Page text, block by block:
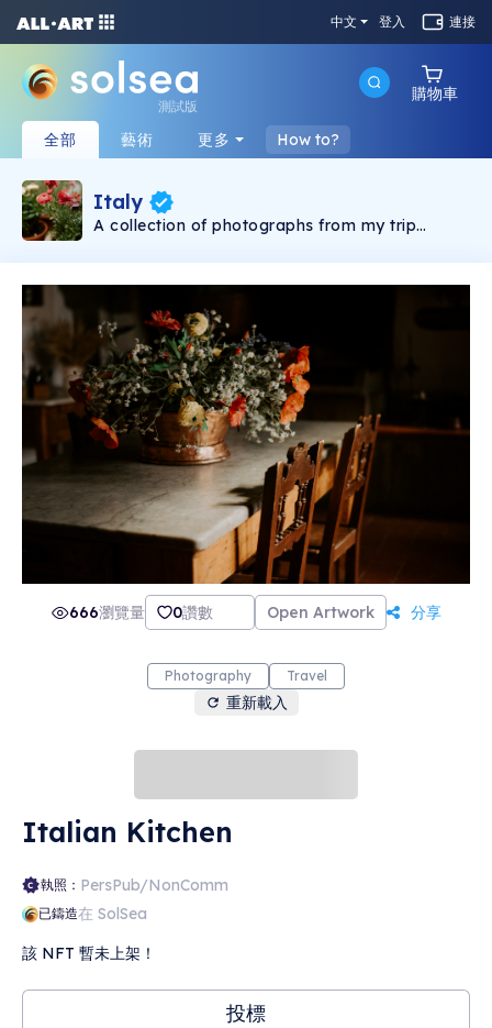
中文 登入 連接
測試版
購物車
全部 藝術 更多 How to?
Italy
A collection of photographs from my trip
666瀏覽量 0讚數 Open Artwork 分享
Photography Travel
重新載入
Italian Kitchen
執照： PersPub/NonComm
已鑄造在 SolSea
該 NFT 暫未上架！
投標